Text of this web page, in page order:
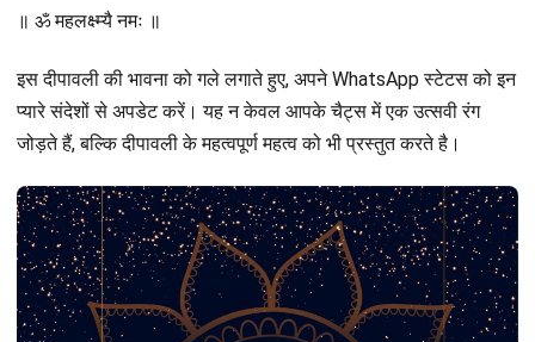
॥ ॐ महलक्ष्म्यै नमः ॥
इस दीपावली की भावना को गले लगाते हुए, अपने WhatsApp स्टेटस को इन
प्यारे संदेशों से अपडेट करें। यह न केवल आपके चैट्स में एक उत्सवी रंग
जोड़ते हैं, बल्कि दीपावली के महत्वपूर्ण महत्व को भी प्रस्तुत करते है।